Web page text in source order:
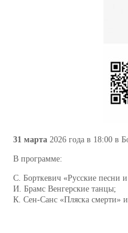
31 марта 2026 года в 18:00 в
В программе:
С. Борткевич «Русские песни
И. Брамс Венгерские танцы;
К. Сен-Санс «Пляска смерти»